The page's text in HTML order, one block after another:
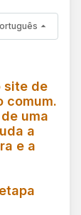
site de
comum.
uma
a
e a